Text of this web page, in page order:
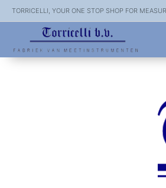
TORRICELLI, YOUR ONE STOP SHOP FOR